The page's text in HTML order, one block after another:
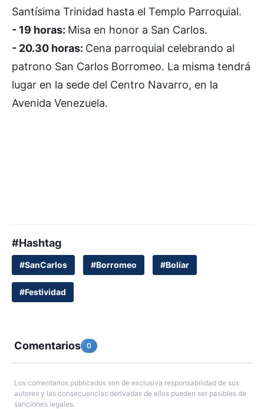
Santísima Trinidad hasta el Templo Parroquial.
- 19 horas: Misa en honor a San Carlos.
- 20.30 horas: Cena parroquial celebrando al
patrono San Carlos Borromeo. La misma tendrá
lugar en la sede del Centro Navarro, en la
Avenida Venezuela.
#Hashtag
#SanCarlos #Borromeo #Bolíar
#Festividad
Comentarios 0
Los comentarios publicados son de exclusiva responsabilidad de sus
autores y las consecuencias derivadas de ellos pueden ser pasibles de
sanciones legales.